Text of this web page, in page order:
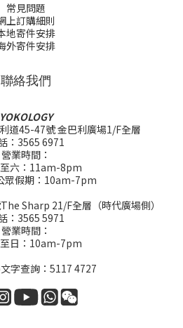
常見問題
上訂購細則
地寄件安排
外寄件安排
聯絡我們
YOKOLOGY
道45-47號 金巴利廣場1/F全層
：3565 6971
營業時間：
六：11am-8pm
眾假期：10am-7pm
Sharp 21/F全層（時代廣場側）
：3565 5971
營業時間：
日：10am-7pm
字查詢：5117 4727